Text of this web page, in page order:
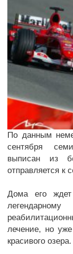
По данным
сентября
выписан из
отправляется
Дома его
лечение, но
красивого озера.